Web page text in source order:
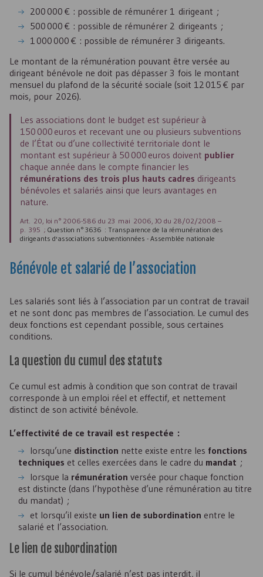
200 000 € : possible de rémunérer 1 dirigeant ;
500 000 € : possible de rémunérer 2 dirigeants ;
1 000 000 € : possible de rémunérer 3 dirigeants.
Le montant de la rémunération pouvant être versée au
dirigeant bénévole ne doit pas dépasser 3 fois le montant
mensuel du plafond de la sécurité sociale (soit 12 015 € par
mois, pour 2026).
Les associations dont le budget est supérieur à
150 000 euros et recevant une ou plusieurs subventions
de l’État ou d’une collectivité territoriale dont le
montant est supérieur à 50 000 euros doivent publier
chaque année dans le compte financier les
rémunérations des trois plus hauts cadres dirigeants
bénévoles et salariés ainsi que leurs avantages en
nature.
Art. 20, loi n° 2006-586 du 23 mai 2006, JO du 28/02/2008 –
p. 395 ; Question n° 3636 : Transparence de la rémunération des
dirigeants d'associations subventionnées - Assemblée nationale
Bénévole et salarié de l’association
Les salariés sont liés à l’association par un contrat de travail
et ne sont donc pas membres de l’association. Le cumul des
deux fonctions est cependant possible, sous certaines
conditions.
La question du cumul des statuts
Ce cumul est admis à condition que son contrat de travail
corresponde à un emploi réel et effectif, et nettement
distinct de son activité bénévole.
L’effectivité de ce travail est respectée :
lorsqu’une distinction nette existe entre les fonctions
techniques et celles exercées dans le cadre du mandat ;
lorsque la rémunération versée pour chaque fonction
est distincte (dans l’hypothèse d’une rémunération au titre
du mandat) ;
et lorsqu’il existe un lien de subordination entre le
salarié et l’association.
Le lien de subordination
Si le cumul bénévole/salarié n’est pas interdit, il